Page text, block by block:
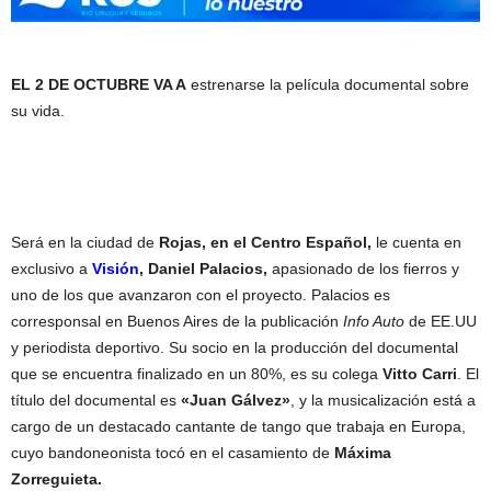
EL 2 DE OCTUBRE VA A estrenarse la película documental sobre
su vida.
Será en la ciudad de Rojas, en el Centro Español, le cuenta en
exclusivo a Visión, Daniel Palacios, apasionado de los fierros y
uno de los que avanzaron con el proyecto. Palacios es
corresponsal en Buenos Aires de la publicación Info Auto de EE.UU
y periodista deportivo. Su socio en la producción del documental
que se encuentra finalizado en un 80%, es su colega Vitto Carri . El
título del documental es «Juan Gálvez» , y la musicalización está a
cargo de un destacado cantante de tango que trabaja en Europa,
cuyo bandoneonista tocó en el casamiento de Máxima
Zorreguieta.